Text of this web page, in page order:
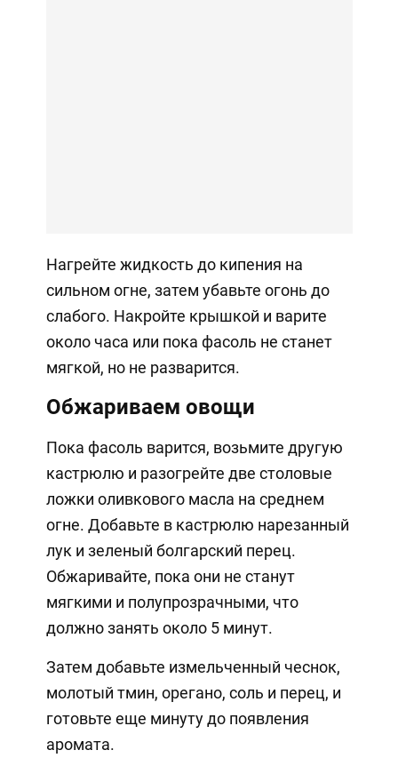
Нагрейте жидкость до кипения на
сильном огне, затем убавьте огонь до
слабого. Накройте крышкой и варите
около часа или пока фасоль не станет
мягкой, но не разварится.
Обжариваем овощи
Пока фасоль варится, возьмите другую
кастрюлю и разогрейте две столовые
ложки оливкового масла на среднем
огне. Добавьте в кастрюлю нарезанный
лук и зеленый болгарский перец.
Обжаривайте, пока они не станут
мягкими и полупрозрачными, что
должно занять около 5 минут.
Затем добавьте измельченный чеснок,
молотый тмин, орегано, соль и перец, и
готовьте еще минуту до появления
аромата.